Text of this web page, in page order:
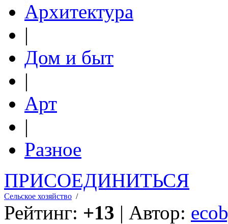
Архитектура
|
Дом и быт
|
Арт
|
Разное
ПРИСОЕДИНИТЬСЯ
Сельское хозяйство /
Рейтинг: +13 | Автор: